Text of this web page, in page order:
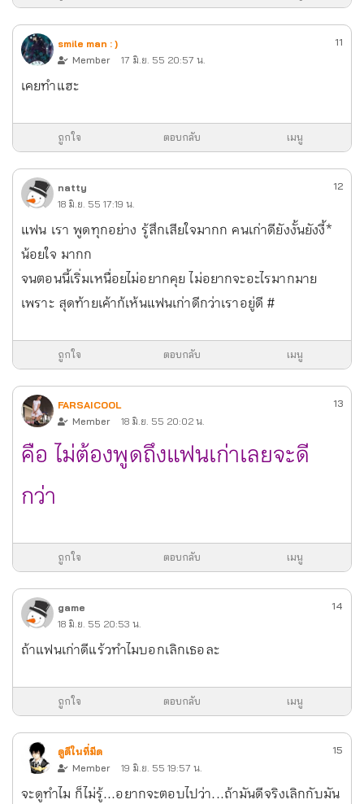
smile man : )
Member
17 มิ.ย. 55 20:57 น.
11
เคยทำแฮะ
ถูกใจ ตอบกลับ เมนู
natty
18 มิ.ย. 55 17:19 น.
12
แฟน เรา พูดทุกอย่าง รู้สึกเสียใจมากก คนเก่าดียังงั้นยังงี้*
น้อยใจ มากก
จนตอนนี้เริ่มเหนื่อยไม่อยากคุย ไม่อยากจะอะไรมากมาย
เพราะ สุดท้ายเค้าก้เห้นแฟนเก่าดีกว่าเราอยู่ดี #
ถูกใจ ตอบกลับ เมนู
FARSAICOOL
Member
18 มิ.ย. 55 20:02 น.
13
คือ ไม่ต้องพูดถึงแฟนเก่าเลยจะดี
กว่า
ถูกใจ ตอบกลับ เมนู
game
18 มิ.ย. 55 20:53 น.
14
ถ้าแฟนเก่าดีแร้วทำไมบอกเลิกเธอละ
ถูกใจ ตอบกลับ เมนู
ดูดีในที่มีด
Member
19 มิ.ย. 55 19:57 น.
15
จะดูทำไม ก็ไม่รู้...อยากจะตอบไปว่า...ถ้ามันดีจริงเลิกกับมัน